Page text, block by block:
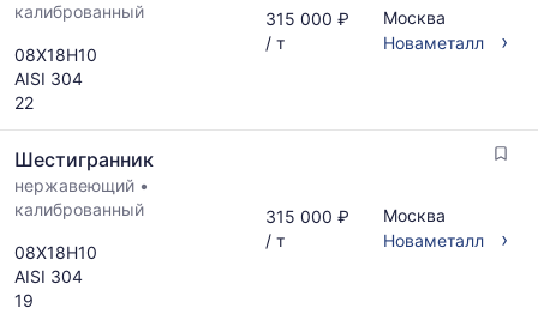
калиброванный
08Х18Н10
AISI 304
22
315 000 ₽
/ т
Москва
Новаметалл
›
Шестигранник
нержавеющий •
калиброванный
08Х18Н10
AISI 304
19
315 000 ₽
/ т
Москва
Новаметалл
›